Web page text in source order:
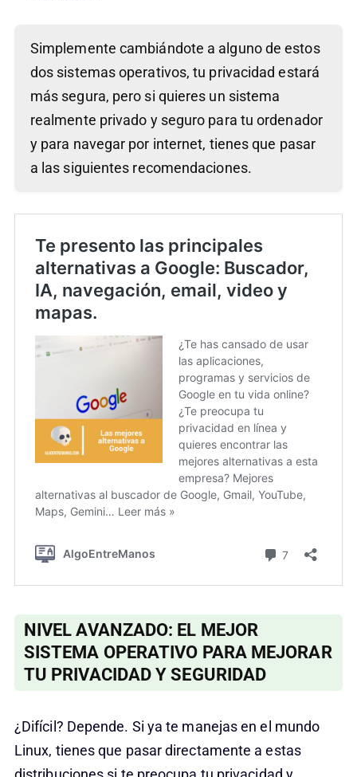
Simplemente cambiándote a alguno de estos
dos sistemas operativos, tu privacidad estará
más segura, pero si quieres un sistema
realmente privado y seguro para tu ordenador
y para navegar por internet, tienes que pasar
a las siguientes recomendaciones.
NIVEL AVANZADO: EL MEJOR
SISTEMA OPERATIVO PARA MEJORAR
TU PRIVACIDAD Y SEGURIDAD
¿Difícil? Depende. Si ya te manejas en el mundo
Linux, tienes que pasar directamente a estas